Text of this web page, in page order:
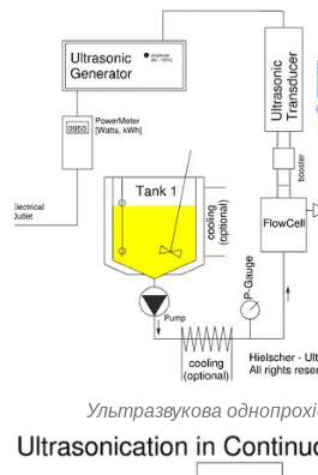
Ультразвукова